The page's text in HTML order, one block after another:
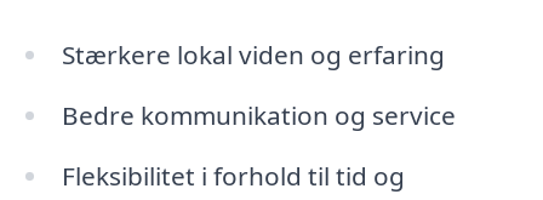
Stærkere lokal viden og erfaring
Bedre kommunikation og service
Fleksibilitet i forhold til tid og